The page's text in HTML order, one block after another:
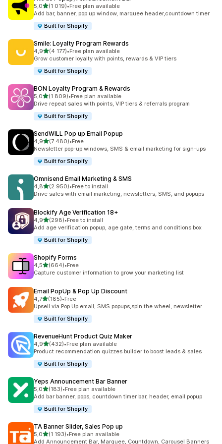
5,0/ 5 tähteä
(1 019)
1019 arvostelua yhteensä
•Free plan available
Add bar, banner, pop up window, marquee header,countdown timer
Built for Shopify
Smile: Loyalty Program Rewards
4,9/ 5 tähteä
(4 177)
4177 arvostelua yhteensä
•Free plan available
Grow customer loyalty with points, rewards & VIP tiers
Built for Shopify
BON Loyalty Program & Rewards
5,0/ 5 tähteä
(1 809)
1809 arvostelua yhteensä
•Free plan available
Drive repeat sales with points, VIP tiers & referrals program
Built for Shopify
SendWILL Pop up Email Popup
4,9/ 5 tähteä
(7 480)
7480 arvostelua yhteensä
•Free
Newsletter pop-up windows, SMS & email marketing for sign-ups
Built for Shopify
Omnisend Email Marketing & SMS
4,8/ 5 tähteä
(2 950)
2950 arvostelua yhteensä
•Free to install
Drive sales with email marketing, newsletters, SMS, and popups
Blockify Age Verification 18+
4,9/ 5 tähteä
(298)
298 arvostelua yhteensä
•Free to install
Add age verification popup, age gate, terms and conditions box
Built for Shopify
Shopify Forms
4,5/ 5 tähteä
(664)
664 arvostelua yhteensä
•Free
Capture customer information to grow your marketing list
Email PopUp & Pop Up Discount
4,7/ 5 tähteä
(185)
185 arvostelua yhteensä
•Free
Upsell via Pop Up email, SMS popups,spin the wheel, newsletter
Built for Shopify
RevenueHunt Product Quiz Maker
4,9/ 5 tähteä
(432)
432 arvostelua yhteensä
•Free plan available
Product recommendation quizzes builder to boost leads & sales
Built for Shopify
Yeps Announcement Bar Banner
5,0/ 5 tähteä
(183)
183 arvostelua yhteensä
•Free plan available
Add bar banner, pops, countdown timer bar, header, email popup
Built for Shopify
TA Banner Slider, Sales Pop up
5,0/ 5 tähteä
(1 193)
1193 arvostelua yhteensä
•Free plan available
Add Announcement Bar, Marquee, Countdown, Carousel Banners